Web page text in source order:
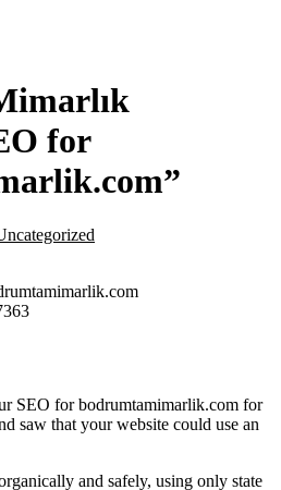
for
SEO for bodrumtamimarlik.com for
saw that your website could use an
and safely, using only state